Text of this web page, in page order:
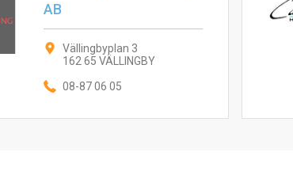
AB
Vällingbyplan 3
162 65 VÄLLINGBY
08-87 06 05